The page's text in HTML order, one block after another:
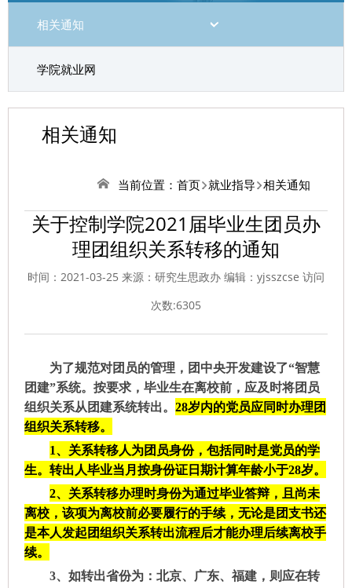
相关通知
学院就业网
相关通知
当前位置： 首页 就业指导 相关通知
关于控制学院2021届毕业生团员办
理团组织关系转移的通知
时间：2021-03-25 来源：研究生思政办 编辑：yjsszcse 访问
次数:6305
为了规范对团员的管理，团中央开发建设了“智慧
团建”系统。按要求， 毕业生在离校前，应及时将团员
组织关系从团建系统转出。 28岁内的党员应同时办理团
组织关系转移。
1、 关系转移人为团员身份，包括同时是党员的学
生。 转出人毕业当月按身份证日期计算年龄小于28岁。
2、 关系转移办理时身份为通过毕业答辩，且尚未
离校，该项为离校前必要履行的手续，无论是团支书还
是本人发起团组织关系转出流程后才能办理后续离校手
续。
3、 如转出省份为：北京、广东、福建，则应在转